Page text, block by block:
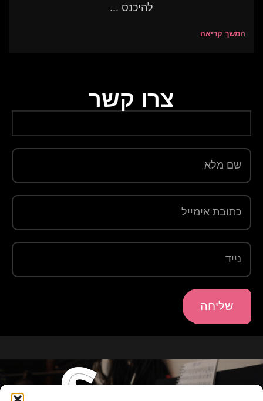
להיכנס ...
המשך קריאה
צרו קשר
שליחה